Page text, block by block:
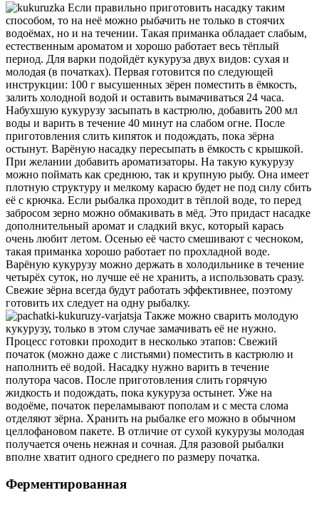
Если правильно приготовить насадку таким
способом, то на неё можно рыбачить не только в стоячих
водоёмах, но и на течении. Такая приманка обладает слабым,
естественным ароматом и хорошо работает весь тёплый
период. Для варки подойдёт кукуруза двух видов: сухая и
молодая (в початках). Первая готовится по следующей
инструкции: 100 г высушенных зёрен поместить в ёмкость,
залить холодной водой и оставить вымачиваться 24 часа.
Набухшую кукурузу засыпать в кастрюлю, добавить 200 мл
воды и варить в течение 40 минут на слабом огне. После
приготовления слить кипяток и подождать, пока зёрна
остынут. Варёную насадку пересыпать в ёмкость с крышкой.
При желании добавить ароматизаторы. На такую кукурузу
можно поймать как среднюю, так и крупную рыбу. Она имеет
плотную структуру и мелкому карасю будет не под силу сбить
её с крючка. Если рыбалка проходит в тёплой воде, то перед
забросом зерно можно обмакивать в мёд. Это придаст насадке
дополнительный аромат и сладкий вкус, который карась
очень любит летом. Осенью её часто смешивают с чесноком,
такая приманка хорошо работает по прохладной воде.
Варёную кукурузу можно держать в холодильнике в течение
четырёх суток, но лучше её не хранить, а использовать сразу.
Свежие зёрна всегда будут работать эффективнее, поэтому
готовить их следует на одну рыбалку.
Также можно сварить молодую
кукурузу, только в этом случае замачивать её не нужно.
Процесс готовки проходит в несколько этапов: Свежий
початок (можно даже с листьями) поместить в кастрюлю и
наполнить её водой. Насадку нужно варить в течение
полутора часов. После приготовления слить горячую
жидкость и подождать, пока кукуруза остынет. Уже на
водоёме, початок переламывают пополам и с места слома
отделяют зёрна. Хранить на рыбалке его можно в обычном
целлофановом пакете. В отличие от сухой кукурузы молодая
получается очень нежная и сочная. Для разовой рыбалки
вполне хватит одного среднего по размеру початка.
Ферментированная